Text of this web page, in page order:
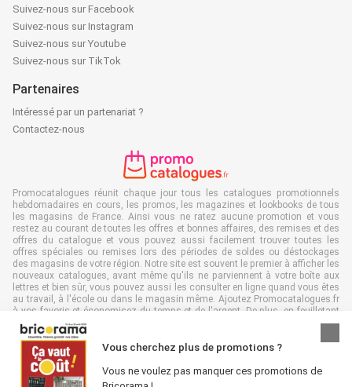
Vous cherchez plus de promotions ?
Vous ne voulez pas manquer ces promotions de
Suivez-nous sur Facebook
Suivez-nous sur Instagram
Suivez-nous sur Youtube
Suivez-nous sur TikTok
Partenaires
Intéressé par un partenariat ?
Contactez-nous
Promocatalogues réunit chaque jour tous les catalogues promotionnels
hebdomadaires en cours, les promos, les magazines et lookbooks de tous
les magasins de France. Ainsi vous ne ratez aucune promotion et vous
restez au courant de toutes les offres et bonnes affaires, des remises et des
offres du catalogue et vous pouvez aussi facilement trouver toutes les
offres spéciales ou remises lors des périodes de soldes ou déstockages
des magasins de votre région. Notre site est souvent le premier à afficher les
nouveaux catalogues, avant même qu'ils ne parviennent à votre boîte aux
lettres et bien sûr, vous pouvez aussi les consulter en ligne quand vous êtes
au travail, à l'école ou dans le magasin même. Ajoutez Promocatalogues.fr
à vos favoris et économisez du temps et de l'argent. De plus, en feuilletant
des catalogues promotionnels en ligne, vous contribuez aussi à réduire le
gaspillage de papier, ce qui est très avantageux pour l’environnement.